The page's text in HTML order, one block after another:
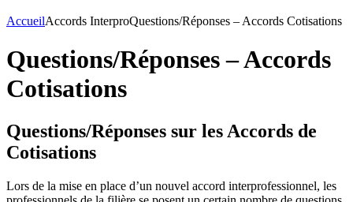
AccueilAccords InterproQuestions/Réponses – Accords Cotisations
Questions/Réponses – Accords
Cotisations
Questions/Réponses sur les Accords de
Cotisations
Lors de la mise en place d’un nouvel accord interprofessionnel, les